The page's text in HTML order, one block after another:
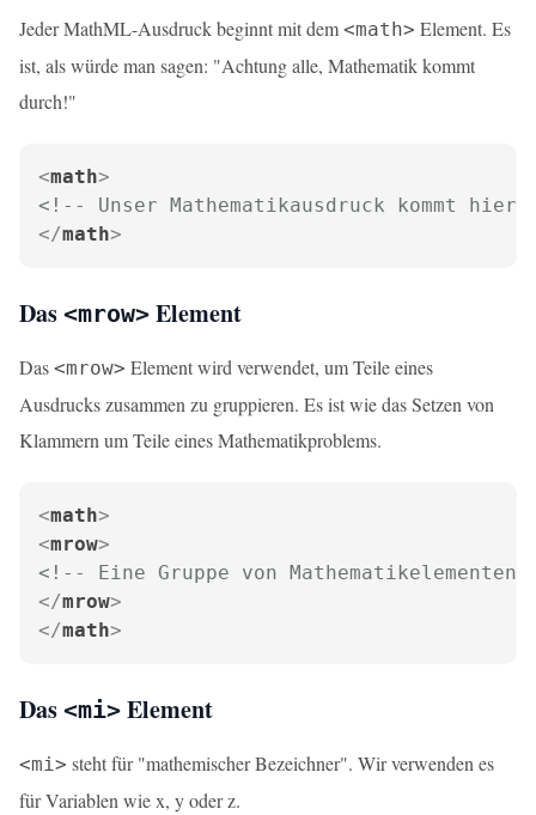
Jeder MathML-Ausdruck beginnt mit dem <math> Element. Es
ist, als würde man sagen: "Achtung alle, Mathematik kommt
durch!"
<math>
<!-- Unser Mathematikausdruck kommt
</math>
Das <mrow> Element
Das <mrow> Element wird verwendet, um Teile eines
Ausdrucks zusammen zu gruppieren. Es ist wie das Setzen von
Klammern um Teile eines Mathematikproblems.
<math>
<mrow>
<!-- Eine Gruppe von Mathematikelementen
</mrow>
</math>
Das <mi> Element
<mi> steht für "mathemischer Bezeichner". Wir verwenden es
für Variablen wie x, y oder z.